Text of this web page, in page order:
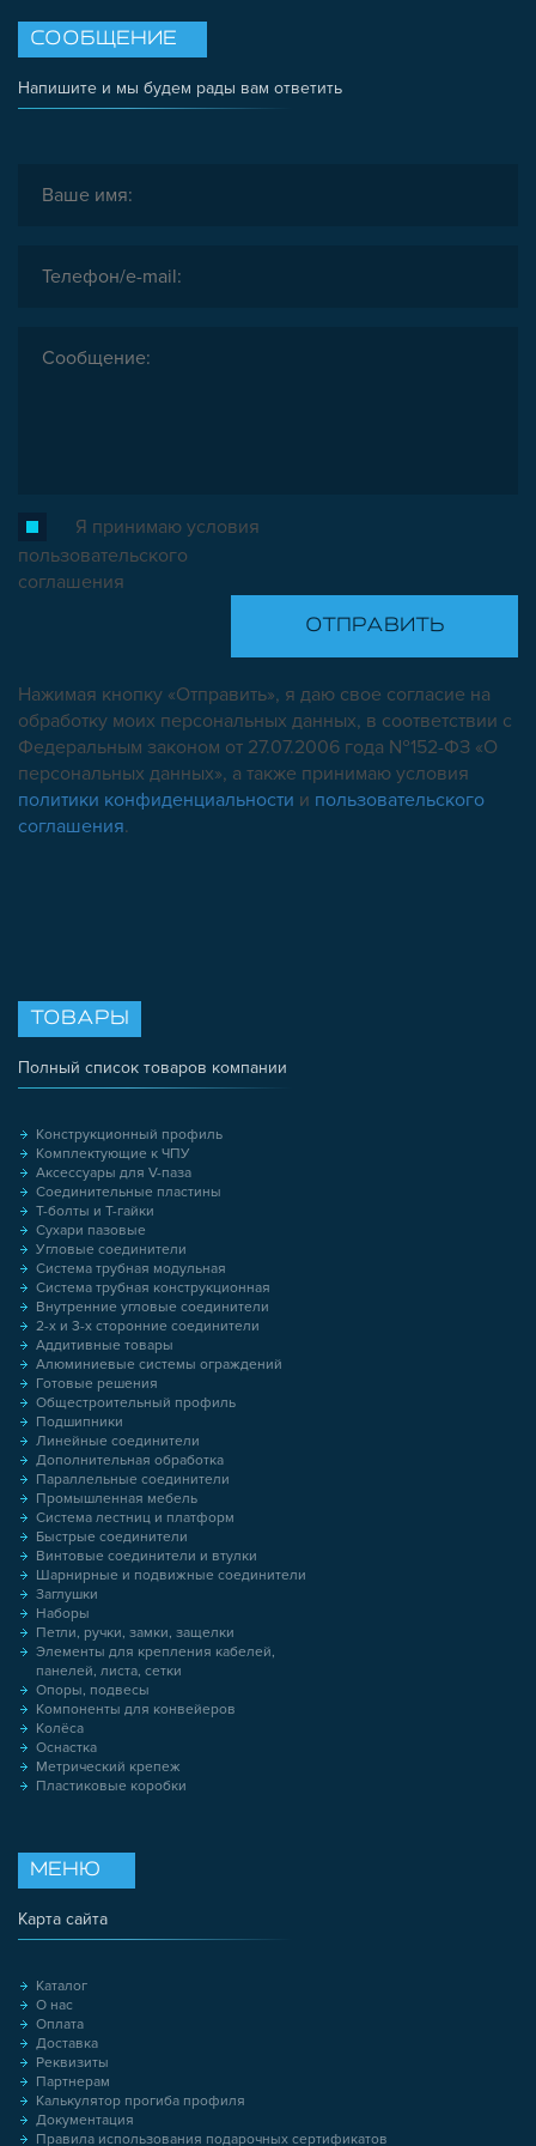
ЗАГЛУШКИ
НАБОРЫ
ПЕТЛИ, РУЧКИ, ЗАМКИ, ЗАЩЕЛКИ
ОСНАСТКА
СООБЩЕНИЕ
Напишите и мы будем рады вам ответить
Я принимаю условия
пользовательского
соглашения
Нажимая кнопку «Отправить», я даю свое согласие на
обработку моих персональных данных, в соответствии с
Федеральным законом от 27.07.2006 года №152-ФЗ «О
персональных данных», а также принимаю условия
политики конфиденциальности и пользовательского
соглашения.
ТОВАРЫ
Полный список товаров компании
Конструкционный профиль
Комплектующие к ЧПУ
Аксессуары для V-паза
Соединительные пластины
Т-болты и Т-гайки
Сухари пазовые
Угловые соединители
Система трубная модульная
Система трубная конструкционная
Внутренние угловые соединители
2-х и 3-х сторонние соединители
Аддитивные товары
Алюминиевые системы ограждений
Готовые решения
Общестроительный профиль
Подшипники
Линейные соединители
Дополнительная обработка
Параллельные соединители
Промышленная мебель
Система лестниц и платформ
Быстрые соединители
Винтовые соединители и втулки
Шарнирные и подвижные соединители
Заглушки
Наборы
Петли, ручки, замки, защелки
Элементы для крепления кабелей,
панелей, листа, сетки
Опоры, подвесы
Компоненты для конвейеров
Колёса
Оснастка
Метрический крепеж
Пластиковые коробки
МЕНЮ
Карта сайта
Каталог
О нас
Оплата
Доставка
Реквизиты
Партнерам
Калькулятор прогиба профиля
Документация
Правила использования подарочных сертификатов